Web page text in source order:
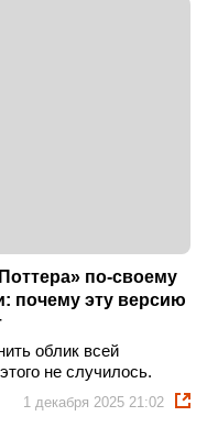
по-своему
почему эту версию
облик всей
не случилось.
1 декабря 2025 21:02